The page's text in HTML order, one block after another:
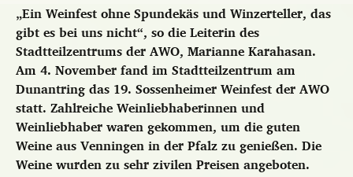
„Ein Weinfest ohne Spundekäs und Winzerteller, das
gibt es bei uns nicht“, so die Leiterin des
Stadtteilzentrums der AWO, Marianne Karahasan.
Am 4. November fand im Stadtteilzentrum am
Dunantring das 19. Sossenheimer Weinfest der AWO
statt. Zahlreiche Weinliebhaberinnen und
Weinliebhaber waren gekommen, um die guten
Weine aus Venningen in der Pfalz zu genießen. Die
Weine wurden zu sehr zivilen Preisen angeboten.